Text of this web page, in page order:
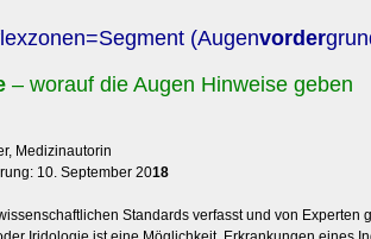
(Augenvorder
– worauf die Augen Hinweise geben
Medizinautorin
10. September 2018
Standards verfasst und von Experten